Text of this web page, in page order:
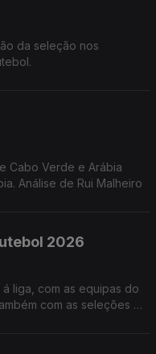
da seleção nos
Cabo Verde e Arábia
Análise de Rui Malheiro
2026
liga, com as equipas do
com as seleções já